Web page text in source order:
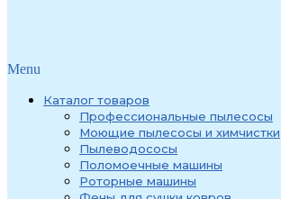
Menu
Каталог товаров
Профессиональные пылесосы
Моющие пылесосы и химчистки
Пылеводососы
Поломоечные машины
Роторные машины